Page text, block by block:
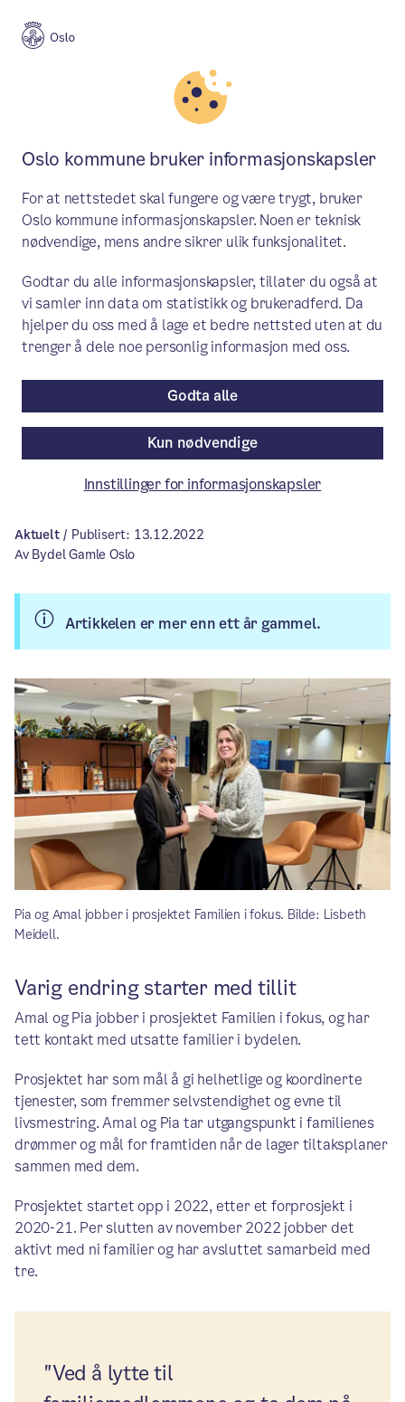
Familien i fokus - om
framtidsdrømmer, tillit og
koordinering av tjenester
- Familiene vi møter er ikke vant til å bli
tatt imot med nysgjerrighet. Noen blir
rørt til tårer når vi spør om hva deres
drøm for framtiden er, i stedet for å
fortelle hva vi mener er best for dem.
Amal, barnevernspedagog Bydel Gamle
Aktuelt/ Publisert: 13.12.2022
Av Bydel Gamle Oslo
Artikkelen er mer enn ett år gammel.
Pia og Amal jobber i prosjektet Familien i fokus. Bilde: Lisbeth
Meidell.
Varig endring starter med tillit
Amal og Pia jobber i prosjektet Familien i fokus, og har
tett kontakt med utsatte familier i bydelen.
Prosjektet har som mål å gi helhetlige og koordinerte
tjenester, som fremmer selvstendighet og evne til
livsmestring. Amal og Pia tar utgangspunkt i familienes
drømmer og mål for framtiden når de lager tiltaksplaner
sammen med dem.
Prosjektet startet opp i 2022, etter et forprosjekt i
2020-21. Per slutten av november 2022 jobber det
aktivt med ni familier og har avsluttet samarbeid med
tre.
"Ved å lytte til
Oslo kommune bruker informasjonskapsler
For at nettstedet skal fungere og være trygt, bruker
Oslo kommune informasjonskapsler. Noen er teknisk
nødvendige, mens andre sikrer ulik funksjonalitet.
Godtar du alle informasjonskapsler, tillater du også at
vi samler inn data om statistikk og brukeradferd. Da
hjelper du oss med å lage et bedre nettsted uten at du
trenger å dele noe personlig informasjon med oss.
Kun nødvendige
Godta alle
Innstillinger for informasjonskapsler